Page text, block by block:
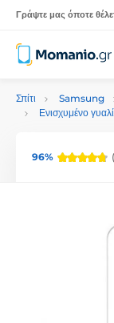
Γράψτε μας όποτε
Σπίτι Samsung
Ενισχυμένο
96%